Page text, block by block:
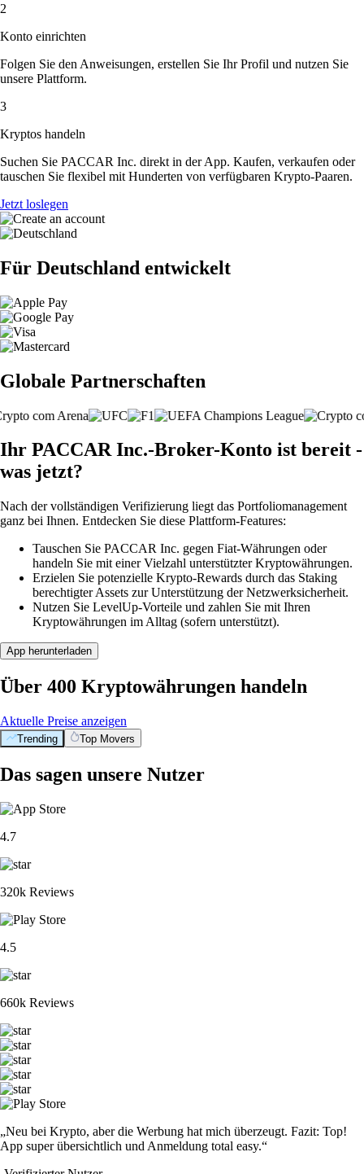
2
Konto einrichten
Folgen Sie den Anweisungen, erstellen Sie Ihr Profil und nutzen Sie
unsere Plattform.
3
Kryptos handeln
Suchen Sie PACCAR Inc. direkt in der App. Kaufen, verkaufen oder
tauschen Sie flexibel mit Hunderten von verfügbaren Krypto-Paaren.
Jetzt loslegen
Für Deutschland entwickelt
Globale Partnerschaften
Ihr PACCAR Inc.-Broker-Konto ist bereit -
was jetzt?
Nach der vollständigen Verifizierung liegt das Portfoliomanagement
ganz bei Ihnen. Entdecken Sie diese Plattform-Features:
Tauschen Sie PACCAR Inc. gegen Fiat-Währungen oder
handeln Sie mit einer Vielzahl unterstützter Kryptowährungen.
Erzielen Sie potenzielle Krypto-Rewards durch das Staking
berechtigter Assets zur Unterstützung der Netzwerksicherheit.
Nutzen Sie LevelUp-Vorteile und zahlen Sie mit Ihren
Kryptowährungen im Alltag (sofern unterstützt).
App herunterladen
Über 400 Kryptowährungen handeln
Aktuelle Preise anzeigen
Trending Top Movers
Das sagen unsere Nutzer
4.7
320k Reviews
4.5
660k Reviews
„Neu bei Krypto, aber die Werbung hat mich überzeugt. Fazit: Top!
App super übersichtlich und Anmeldung total easy.“